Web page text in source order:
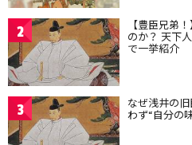
2 【豊臣兄弟
のか？ 天下
で一挙紹介
3 なぜ浅井の
わず“自分の